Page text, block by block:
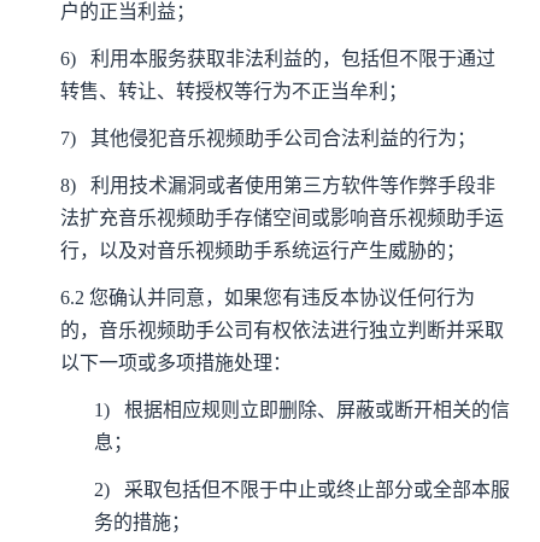
户的正当利益；
6)
利用本服务获取非法利益的，包括但不限于通过
转售、转让、转授权等行为不正当牟利；
7) 其他侵犯音乐视频助手公司合法利益的行为；
8)
利用技术漏洞或者使用第三方软件等作弊手段非
法扩充音乐视频助手存储空间或影响音乐视频助手运
行，以及对音乐视频助手系统运行产生威胁的；
6.2您确认并同意，如果您有违反本协议任何行为
的，音乐视频助手公司有权依法进行独立判断并采取
以下一项或多项措施处理：
1)
根据相应规则立即删除、屏蔽或断开相关的信
息；
2)
采取包括但不限于中止或终止部分或全部本服
务的措施；